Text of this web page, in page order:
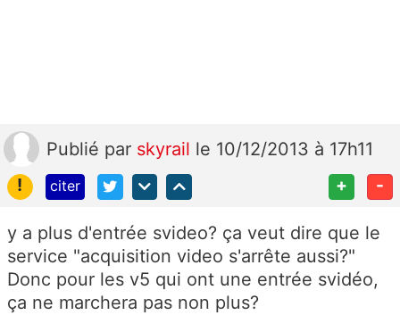
Publié par skyrail le 10/12/2013 à 17h11
!
citer + -
y a plus d'entrée svideo? ça veut dire que le
service "acquisition video s'arrête aussi?"
Donc pour les v5 qui ont une entrée svidéo,
ça ne marchera pas non plus?